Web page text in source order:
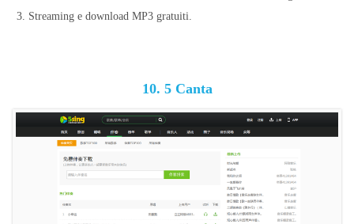
3. Streaming e download MP3 gratuiti.
10. 5 Canta